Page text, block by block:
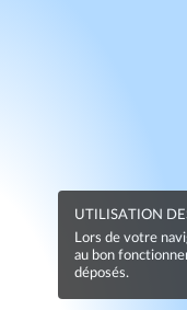
UTILISATION
Lors de votre
au bon
déposés.